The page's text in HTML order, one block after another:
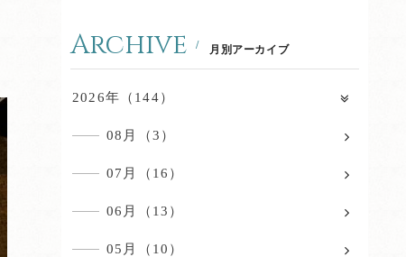
Archive 月別アーカイブ
2026年（144）
08月（3）
07月（16）
06月（13）
05月（10）